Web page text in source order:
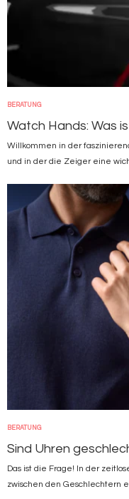
BERATUNG
Watch Hands: Was
Willkommen in der
und in der die Zeiger eine
BERATUNG
Sind Uhren
Das ist die Frage! In der
zwischen den Geschlechtern